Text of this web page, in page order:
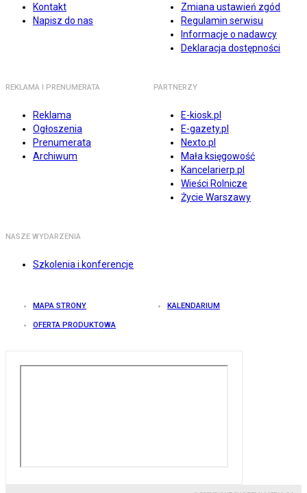
Kontakt
Napisz do nas
Zmiana ustawień zgód
Regulamin serwisu
Informacje o nadawcy
Deklaracja dostępności
REKLAMA I PRENUMERATA
Reklama
Ogłoszenia
Prenumerata
Archiwum
PARTNERZY
E-kiosk.pl
E-gazety.pl
Nexto.pl
Mała księgowość
Kancelarierp.pl
Wieści Rolnicze
Życie Warszawy
NASZE WYDARZENIA
Szkolenia i konferencje
MAPA STRONY KALENDARIUM
OFERTA PRODUKTOWA